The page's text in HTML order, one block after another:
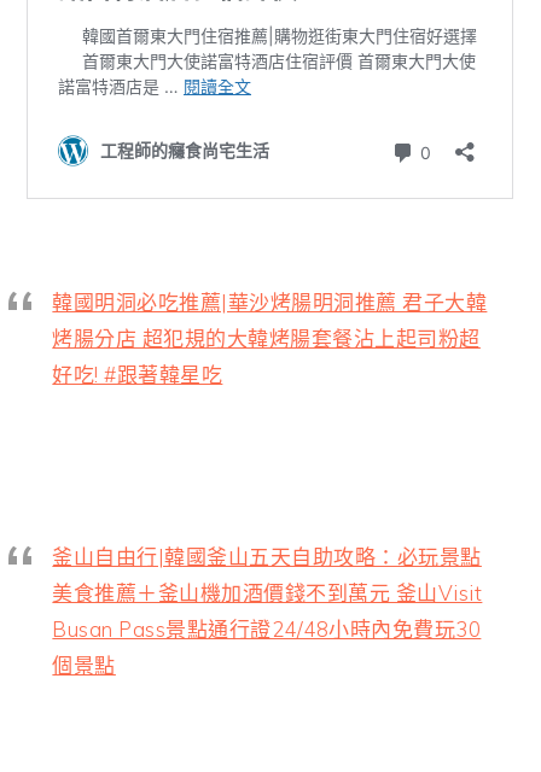
韓國明洞必吃推薦|華沙烤腸明洞推薦 君子大韓
烤腸分店 超犯規的大韓烤腸套餐沾上起司粉超
好吃! #跟著韓星吃
釜山自由行|韓國釜山五天自助攻略：必玩景點
美食推薦＋釜山機加酒價錢不到萬元 釜山Visit
Busan Pass景點通行證24/48小時內免費玩30
個景點